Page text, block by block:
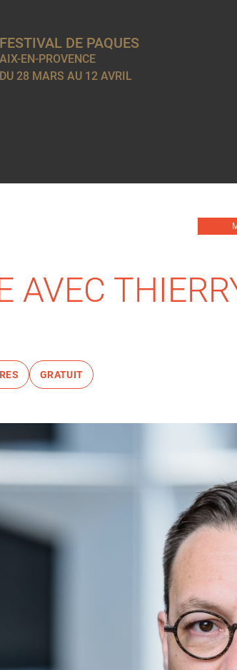
FESTIVAL DE PAQUES
AIX-EN-PROVENCE
DU 28 MARS AU 12 AVRIL
AVEC
GRATUIT